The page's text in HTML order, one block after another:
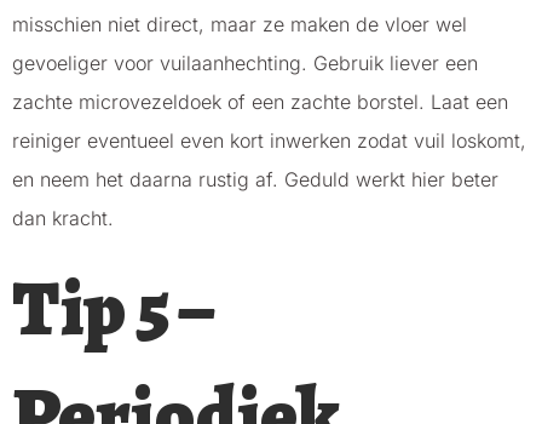
misschien niet direct, maar ze maken de vloer wel
gevoeliger voor vuilaanhechting. Gebruik liever een
zachte microvezeldoek of een zachte borstel. Laat een
reiniger eventueel even kort inwerken zodat vuil loskomt,
en neem het daarna rustig af. Geduld werkt hier beter
dan kracht.
Tip 5 –